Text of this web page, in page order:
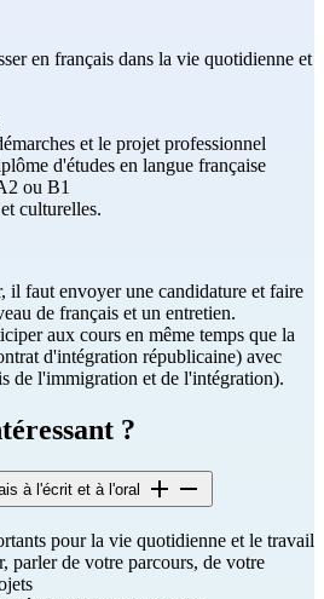
en français dans la vie quotidienne et
et le projet professionnel
d'études en langue française
ou B1
culturelles.
il faut envoyer une candidature et faire
de français et un entretien.
aux cours en même temps que la
d'intégration républicaine) avec
de l'immigration et de l'intégration).
?
à l'écrit et à l'oral
pour la vie quotidienne et le travail
parler de votre parcours, de votre